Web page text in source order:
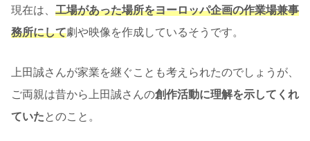
現在は、 工場があった場所をヨーロッパ企画の作業場兼事
務所にして劇や映像を作成しているそうです。
上田誠さんが家業を継ぐことも考えられたのでしょうが、
ご両親は昔から上田誠さんの創作活動に理解を示してくれ
ていたとのこと。